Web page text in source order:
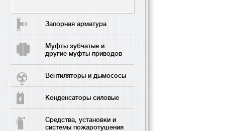
Запорная арматура
Муфты зубчатые и
другие муфты приводов
Вентиляторы и дымососы
Конденсаторы силовые
Средства, установки и
системы пожаротушения